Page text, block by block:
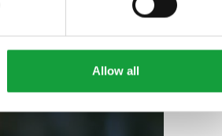
Allow all